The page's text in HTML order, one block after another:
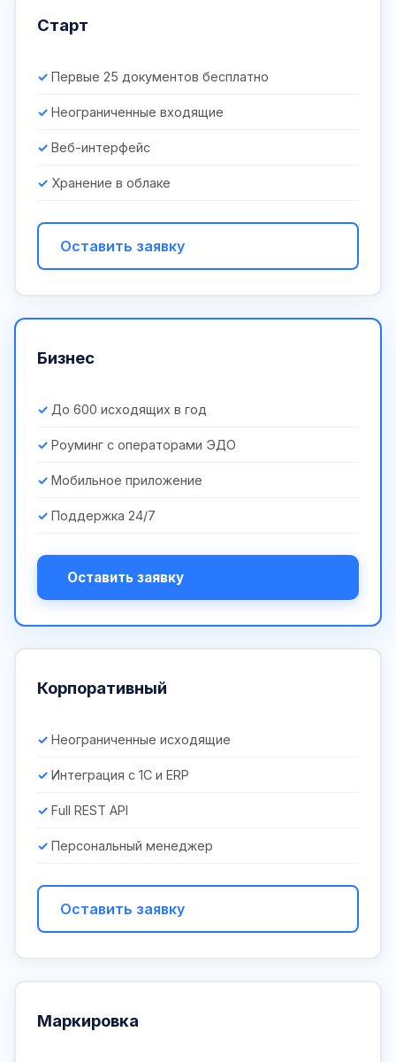
Старт
Первые 25 документов бесплатно
Неограниченные входящие
Веб-интерфейс
Хранение в облаке
Оставить заявку
Бизнес
До 600 исходящих в год
Роуминг с операторами ЭДО
Мобильное приложение
Поддержка 24/7
Оставить заявку
Корпоративный
Неограниченные исходящие
Интеграция с 1С и ERP
Full REST API
Персональный менеджер
Оставить заявку
Маркировка